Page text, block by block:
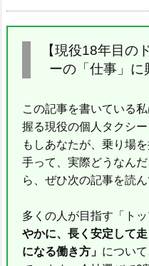
【現役18年目の
ーの「仕事」に
この記事を書いている
握る現役の個人タクシー
もしあなたが、乗り場
手って、実際どうなん
ら、ぜひ次の記事を読ん
多くの人が目指す「ト
やかに、長く安定して
になる働き方」 につい